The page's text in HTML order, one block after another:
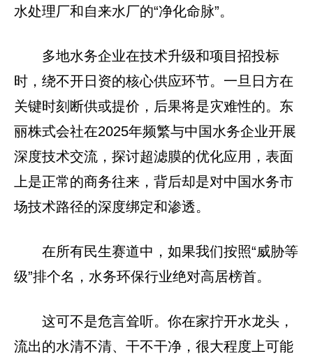
水处理厂和自来水厂的“净化命脉”。
多地水务企业在技术升级和项目招投标
时，绕不开日资的核心供应环节。一旦日方在
关键时刻断供或提价，后果将是灾难性的。东
丽株式会社在2025年频繁与中国水务企业开展
深度技术交流，探讨超滤膜的优化应用，表面
上是正常的商务往来，背后却是对中国水务市
场技术路径的深度绑定和渗透。
在所有民生赛道中，如果我们按照“威胁等
级”排个名，水务环保行业绝对高居榜首。
这可不是危言耸听。你在家拧开水龙头，
流出的水清不清、干不干净，很大程度上可能